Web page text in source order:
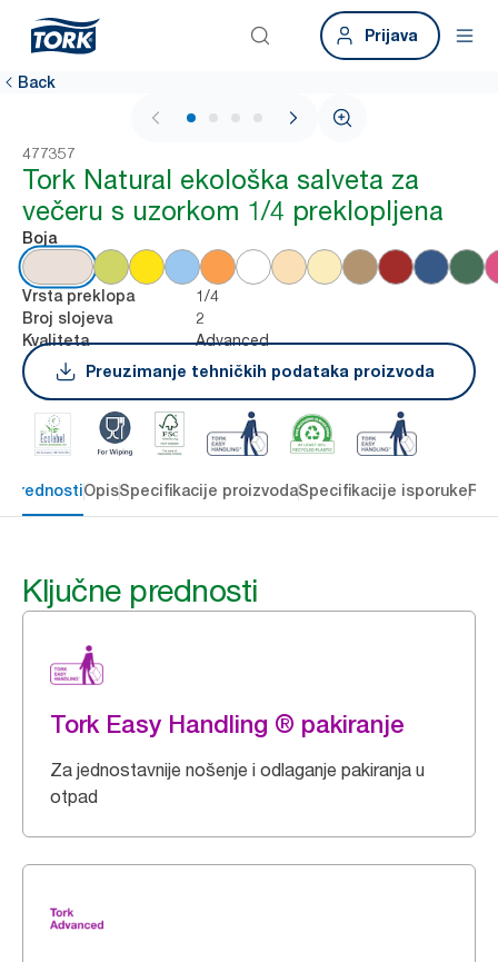
Prijava
Back
1 / 4
477357
Tork Natural ekološka salveta za
večeru s uzorkom 1/4 preklopljena
Boja
Vrsta preklopa 1/4
Broj slojeva 2
Kvaliteta
Advanced
Preuzimanje tehničkih podataka proizvoda
prednostiOpisSpecifikacije proizvodaSpecifikacije isporuke
Ključne prednosti
Tork Easy Handling ® pakiranje
Za jednostavnije nošenje i odlaganje pakiranja u
otpad